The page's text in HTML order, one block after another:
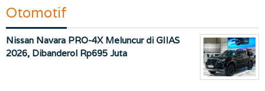
Otomotif
Nissan Navara PRO-4X Meluncur di GIIAS
2026, Dibanderol Rp695 Juta